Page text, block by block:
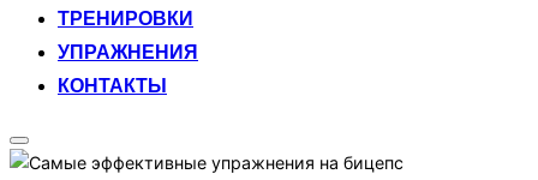
ТРЕНИРОВКИ
УПРАЖНЕНИЯ
КОНТАКТЫ
Переключить
боковую